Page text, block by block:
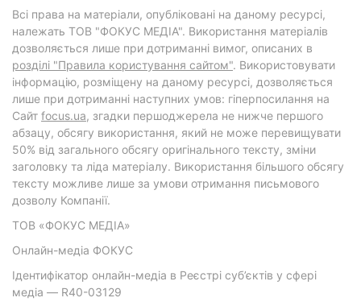
Всі права на матеріали, опубліковані на даному ресурсі,
належать ТОВ "ФОКУС МЕДІА". Використання матеріалів
дозволяється лише при дотриманні вимог, описаних в
розділі "Правила користування сайтом". Використовувати
інформацію, розміщену на даному ресурсі, дозволяється
лише при дотриманні наступних умов: гіперпосилання на
Cайт focus.ua, згадки першоджерела не нижче першого
абзацу, обсягу використання, який не може перевищувати
50% від загального обсягу оригінального тексту, зміни
заголовку та ліда матеріалу. Використання більшого обсягу
тексту можливе лише за умови отримання письмового
дозволу Компанії.
ТОВ «ФОКУС МЕДІА»
Онлайн-медіа ФОКУС
Ідентифікатор онлайн-медіа в Реєстрі суб’єктів у сфері
медіа — R40-03129